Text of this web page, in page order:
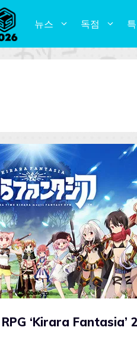
뉴스 독점
‘Kirara Fantasia’